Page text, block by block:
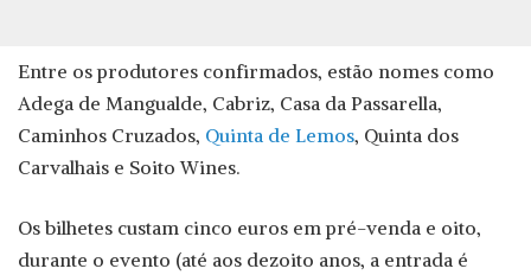
Entre os produtores confirmados, estão nomes como
Adega de Mangualde, Cabriz, Casa da Passarella,
Caminhos Cruzados, Quinta de Lemos, Quinta dos
Carvalhais e Soito Wines.
Os bilhetes custam cinco euros em pré-venda e oito,
durante o evento (até aos dezoito anos, a entrada é